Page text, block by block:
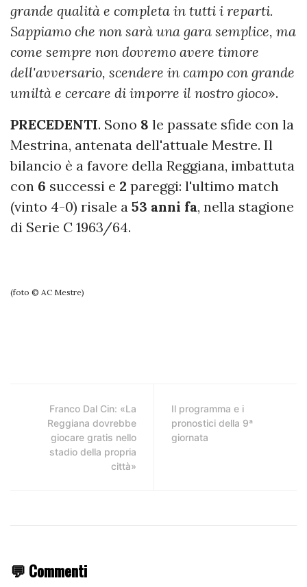
grande qualità e completa in tutti i reparti.
Sappiamo che non sarà una gara semplice, ma
come sempre non dovremo avere timore
dell'avversario, scendere in campo con grande
umiltà e cercare di imporre il nostro gioco».
PRECEDENTI. Sono 8 le passate sfide con la
Mestrina, antenata dell'attuale Mestre. Il
bilancio è a favore della Reggiana, imbattuta
con 6 successi e 2 pareggi: l'ultimo match
(vinto 4-0) risale a 53 anni fa, nella stagione
di Serie C 1963/64.
(foto © AC Mestre)
Franco Dal Cin: «La
Reggiana dovrebbe
giocare gratis nello
stadio della propria
città»
Il programma e i
pronostici della 9ª
giornata
💬 Commenti